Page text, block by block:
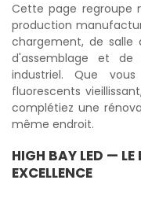
Cette page regroupe
production
chargement, de salle
d'assemblage et de
industriel. Que
fluorescents
complétiez une
même endroit.
HIGH BAY LED — LE
EXCELLENCE